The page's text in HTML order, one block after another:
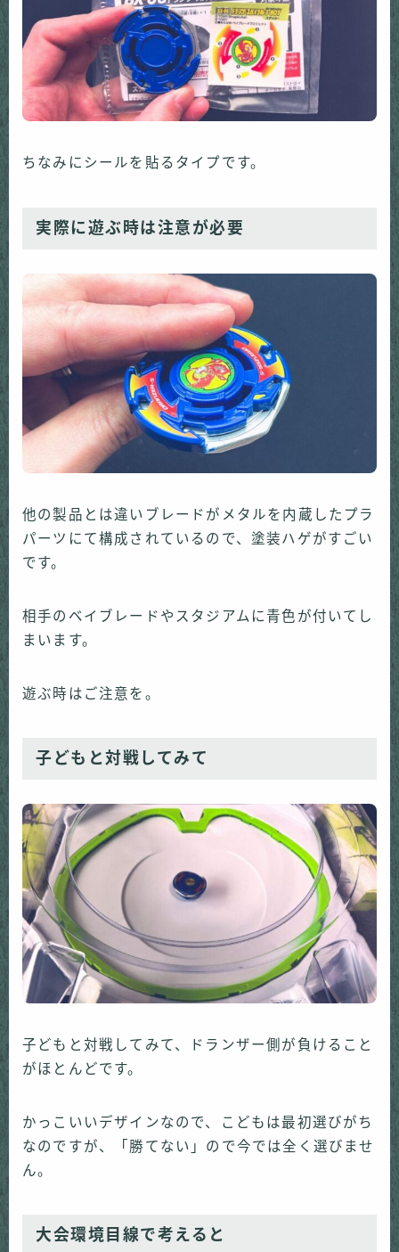
ちなみにシールを貼るタイプです。
実際に遊ぶ時は注意が必要
他の製品とは違いブレードがメタルを内蔵したプラ
パーツにて構成されているので、塗装ハゲがすごい
です。
相手のベイブレードやスタジアムに青色が付いてし
まいます。
遊ぶ時はご注意を。
子どもと対戦してみて
子どもと対戦してみて、ドランザー側が負けること
がほとんどです。
かっこいいデザインなので、こどもは最初選びがち
なのですが、「勝てない」ので今では全く選びませ
ん。
大会環境目線で考えると